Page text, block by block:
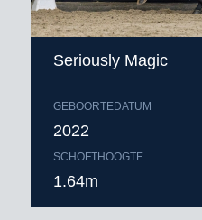
Seriously Magic
GEBOORTEDATUM
2022
SCHOFTHOOGTE
1.64m